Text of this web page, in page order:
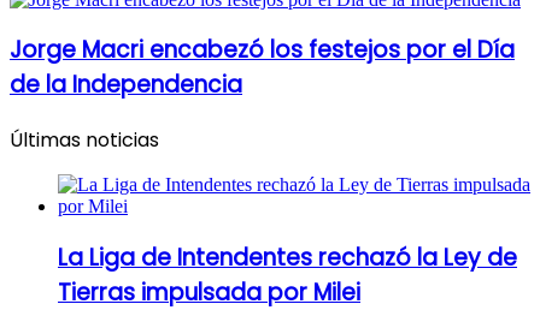
Jorge Macri encabezó los festejos por el Día
de la Independencia
Últimas noticias
La Liga de Intendentes rechazó la Ley de
Tierras impulsada por Milei